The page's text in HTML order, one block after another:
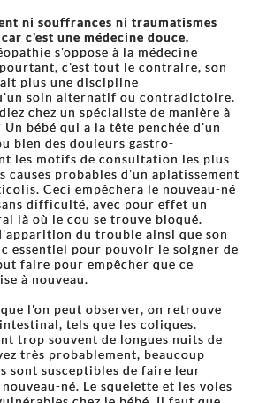
ni souffrances ni traumatismes
c'est une médecine douce.
s'oppose à la médecine
c'est tout le contraire, son
plus une discipline
soin alternatif ou contradictoire.
chez un spécialiste de manière à
bébé qui a la tête penchée d'un
bien des douleurs gastro-
les motifs de consultation les plus
causes probables d'un aplatissement
Ceci empêchera le nouveau-né
difficulté, avec pour effet un
là où le cou se trouve bloqué.
du trouble ainsi que son
essentiel pour pouvoir le soigner de
faire pour empêcher que ce
à nouveau.
l'on peut observer, on retrouve
tels que les coliques.
trop souvent de longues nuits de
très probablement, beaucoup
sont susceptibles de faire leur
né. Le squelette et les voies